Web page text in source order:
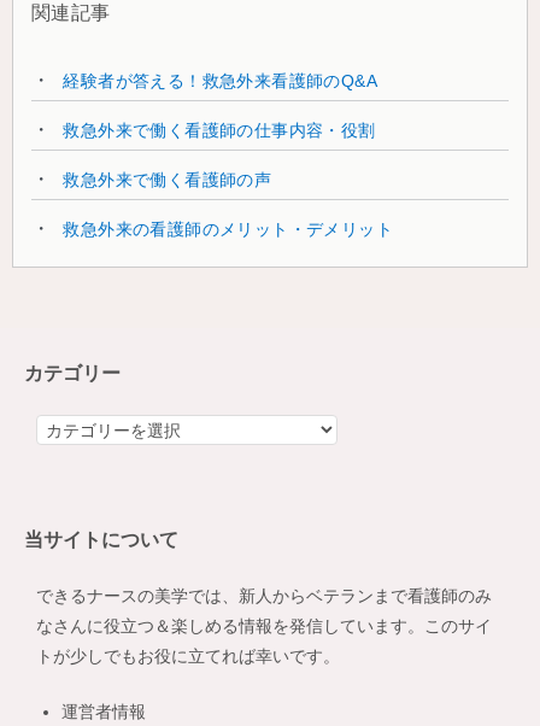
関連記事
経験者が答える！救急外来看護師のQ&A
救急外来で働く看護師の仕事内容・役割
救急外来で働く看護師の声
救急外来の看護師のメリット・デメリット
カテゴリー
カ
ー
当サイトについて
できるナースの美学では、新人からベテランまで看護師のみ
なさんに役立つ＆楽しめる情報を発信しています。このサイ
トが少しでもお役に立てれば幸いです。
運営者情報